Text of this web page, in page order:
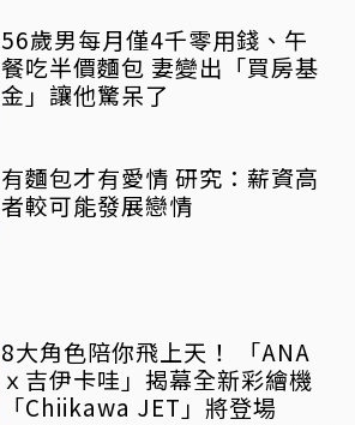
56歲男每月僅4千零用錢、午
餐吃半價麵包 妻變出「買房基
金」讓他驚呆了
有麵包才有愛情 研究：薪資高
者較可能發展戀情
8大角色陪你飛上天！ 「ANA
ｘ吉伊卡哇」揭幕全新彩繪機
「Chiikawa JET」將登場